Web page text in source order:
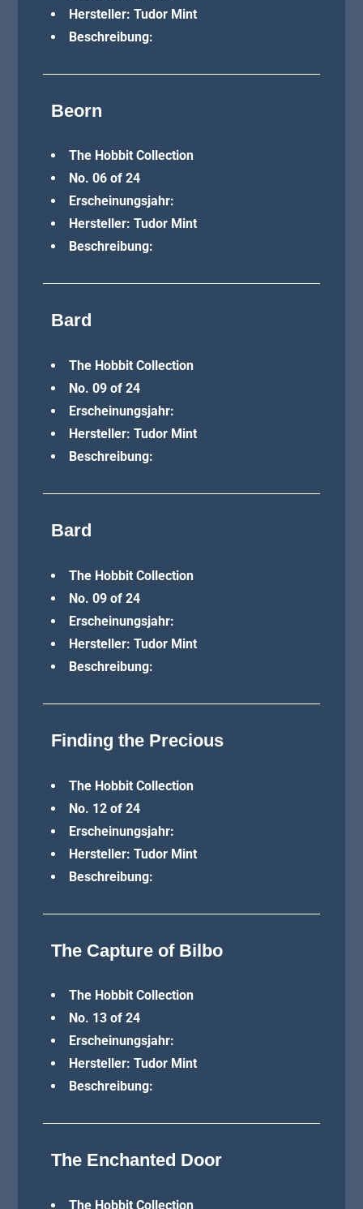
Hersteller: Tudor Mint
Beschreibung:
Beorn
The Hobbit Collection
No. 06 of 24
Erscheinungsjahr:
Hersteller: Tudor Mint
Beschreibung:
Bard
The Hobbit Collection
No. 09 of 24
Erscheinungsjahr:
Hersteller: Tudor Mint
Beschreibung:
Bard
The Hobbit Collection
No. 09 of 24
Erscheinungsjahr:
Hersteller: Tudor Mint
Beschreibung:
Finding the Precious
The Hobbit Collection
No. 12 of 24
Erscheinungsjahr:
Hersteller: Tudor Mint
Beschreibung:
The Capture of Bilbo
The Hobbit Collection
No. 13 of 24
Erscheinungsjahr:
Hersteller: Tudor Mint
Beschreibung:
The Enchanted Door
The Hobbit Collection